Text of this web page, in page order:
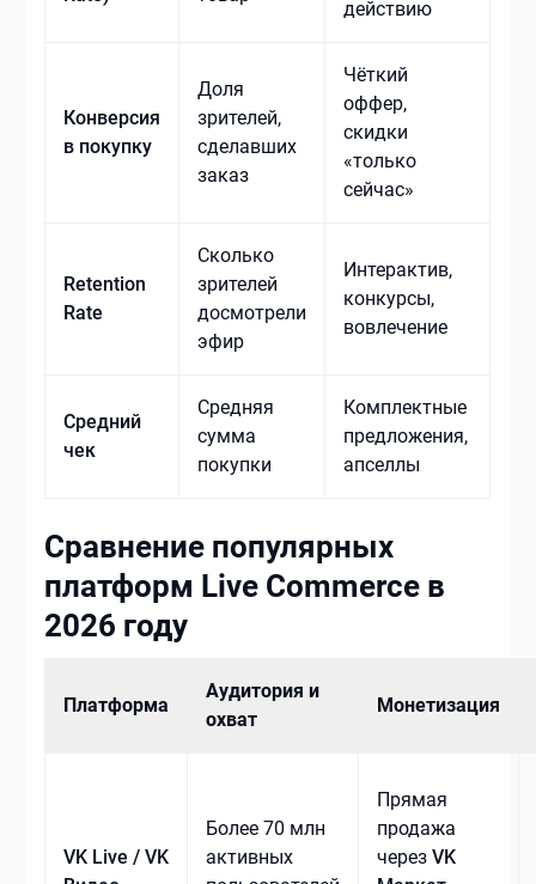
действию
Конверсия
в покупку
Доля
зрителей,
сделавших
заказ
Чёткий
оффер,
скидки
«только
сейчас»
Retention
Rate
Сколько
зрителей
досмотрели
эфир
Интерактив,
конкурсы,
вовлечение
Средний
чек
Средняя
сумма
покупки
Комплектные
предложения,
апселлы
Сравнение популярных
платформ Live Commerce в
2026 году
Платформа
Аудитория и
охват
Монетизация
VK Live / VK
Более 70 млн
активных
Прямая
продажа
черезVK